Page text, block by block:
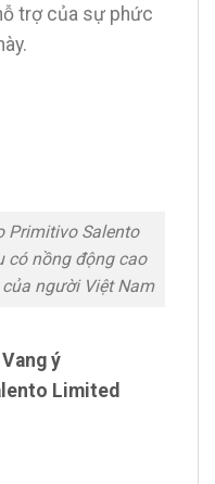
trợ của sự phức
Primitivo Salento
có nồng động cao
người Việt Nam
ý
Limited